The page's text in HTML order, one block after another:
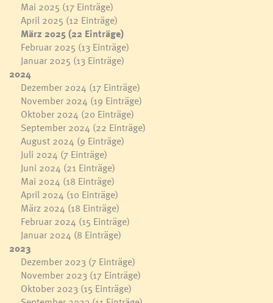
Mai 2025 (17 Einträge)
April 2025 (12 Einträge)
März 2025(22 Einträge)
Februar 2025 (13 Einträge)
Januar 2025 (13 Einträge)
2024
Dezember 2024 (17 Einträge)
November 2024 (19 Einträge)
Oktober 2024 (20 Einträge)
September 2024 (22 Einträge)
August 2024 (9 Einträge)
Juli 2024 (7 Einträge)
Juni 2024 (21 Einträge)
Mai 2024 (18 Einträge)
April 2024 (10 Einträge)
März 2024 (18 Einträge)
Februar 2024 (15 Einträge)
Januar 2024 (8 Einträge)
2023
Dezember 2023 (7 Einträge)
November 2023 (17 Einträge)
Oktober 2023 (15 Einträge)